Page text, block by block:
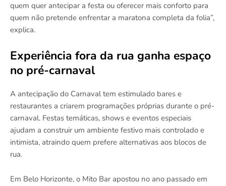
quem quer antecipar a festa ou oferecer mais conforto para
quem não pretende enfrentar a maratona completa da folia”,
explica.
Experiência fora da rua ganha espaço
no pré-carnaval
A antecipação do Carnaval tem estimulado bares e
restaurantes a criarem programações próprias durante o pré-
carnaval. Festas temáticas, shows e eventos especiais
ajudam a construir um ambiente festivo mais controlado e
intimista, atraindo quem prefere alternativas aos blocos de
rua.
Em Belo Horizonte, o Mito Bar apostou no ano passado em